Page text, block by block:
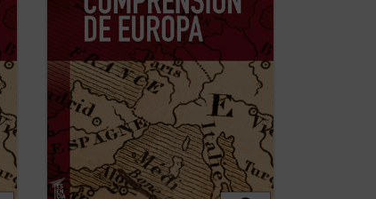
por ...(ver ficha)